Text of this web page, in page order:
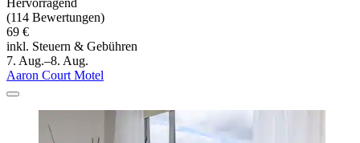
(114 Bewertungen)
69 €
inkl. Steuern & Gebühren
7. Aug.–8. Aug.
Aaron Court Motel